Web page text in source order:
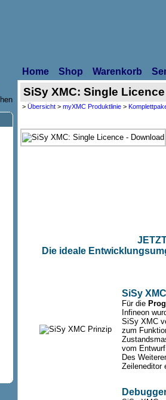
Home Shop Warenkorb
SiSy XMC: Single
> Übersicht > myXMC Produktlinie >
Die ideale
SiSy XMC
Für die
Infineon
SiSy XMC
zum
vom
Des
Zeileneditor